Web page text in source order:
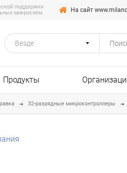
поддержки
микросхем
На сайт
Везде
Продукты
32-разрядные микроконтроллеры